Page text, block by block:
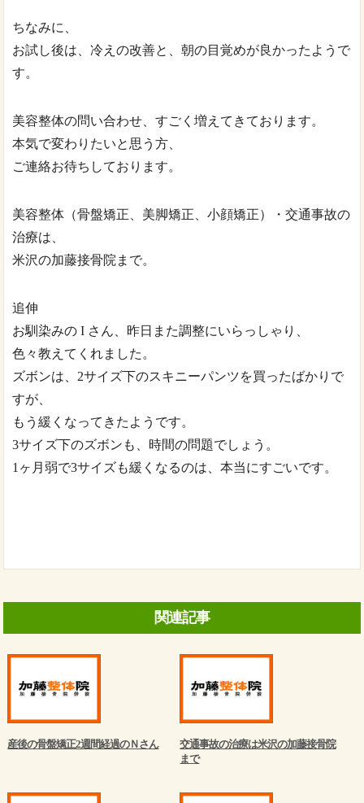
ちなみに、
お試し後は、冷えの改善と、朝の目覚めが良かったようで
す。
美容整体の問い合わせ、すごく増えてきております。
本気で変わりたいと思う方、
ご連絡お待ちしております。
美容整体（骨盤矯正、美脚矯正、小顔矯正）・交通事故の
治療は、
米沢の加藤接骨院まで。
追伸
お馴染みの I さん、昨日また調整にいらっしゃり、
色々教えてくれました。
ズボンは、2サイズ下のスキニーパンツを買ったばかりで
すが、
もう緩くなってきたようです。
3サイズ下のズボンも、時間の問題でしょう。
1ヶ月弱で3サイズも緩くなるのは、本当にすごいです。
関連記事
産後の骨盤矯正2週間経過のＮさん
交通事故の治療は米沢の加藤接骨院
まで